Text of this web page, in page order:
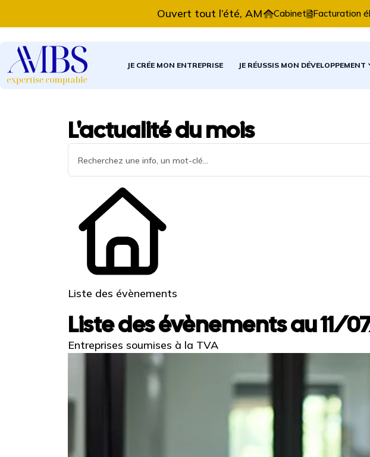
Ouvert tout l’été, AMBS Expertise
Cabinet Facturation
JE CRÉE MON ENTREPRISE JE RÉUSSIS MON DÉVELOPPEMENT
L'actualité du mois
Liste des évènements
Liste des évènements au 11/
Entreprises soumises à la TVA